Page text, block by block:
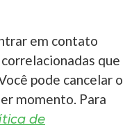
em contato
que
pode cancelar o
momento. Para
de